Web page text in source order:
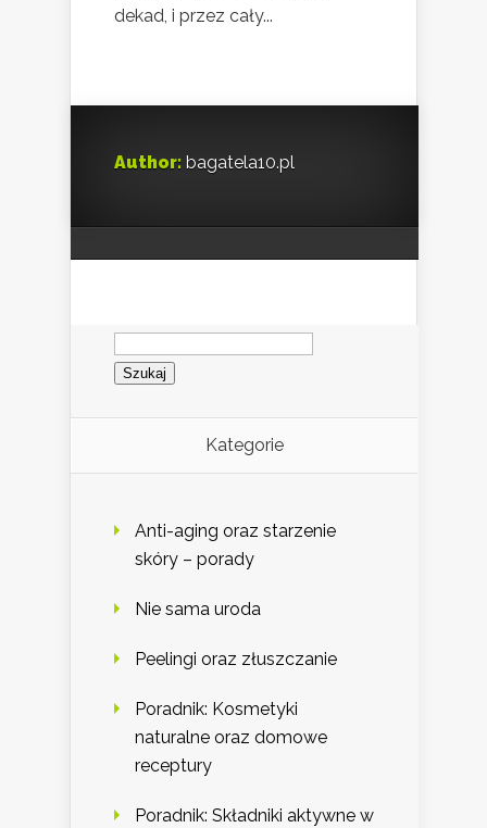
dekad, i przez cały...
Author: bagatela10.pl
Szukaj:
Kategorie
Anti-aging oraz starzenie
skóry – porady
Nie sama uroda
Peelingi oraz złuszczanie
Poradnik: Kosmetyki
naturalne oraz domowe
receptury
Poradnik: Składniki aktywne w